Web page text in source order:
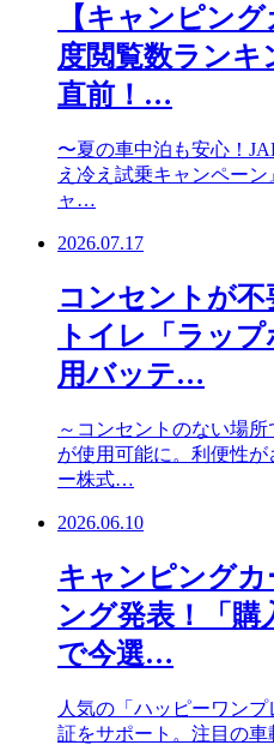
【キャンピン
度閲覧数ランキ
直前！…
〜夏の車中泊も安心！
え冷え試乗キャンペー
ャ…
2026.07.17
コンセントが
トイレ「ラッ
用バッテ…
～コンセントのない場所
が使用可能に。利便性
ー株式…
2026.06.10
キャンピング
ング発表！「購
で今選…
人気の「ハッピーワン
証をサポート。注目の車